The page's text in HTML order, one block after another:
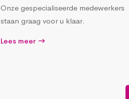
Onze gespecialiseerde medewerkers
staan graag voor u klaar.
Lees meer